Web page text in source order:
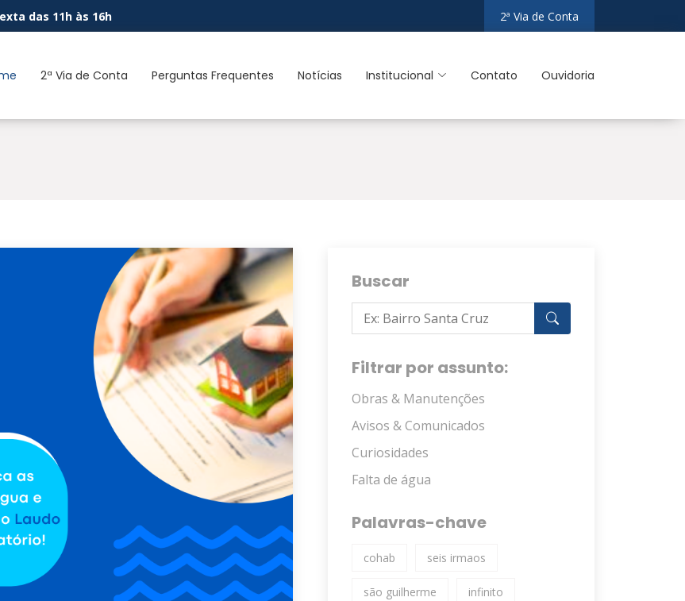
das 11h às 16h 2ª Via de Conta
2ª Via de Conta Perguntas Frequentes Notícias Institucional Contato Ouvidoria
Buscar
Filtrar por assunto:
Obras & Manutenções
Avisos & Comunicados
Curiosidades
Falta de água
Palavras-chave
cohab seis irmaos
são guilherme infinito